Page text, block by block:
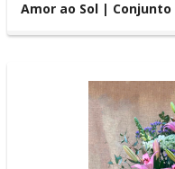
Amor ao Sol | Conjunto